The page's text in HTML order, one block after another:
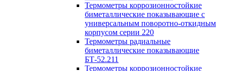
Термометры коррозионностойкие
биметаллические показывающие с
универсальным поворотно-откидным
корпусом серии 220
Термометры радиальные
биметаллические показывающие
БТ-52.211
Термометры коррозионностойкие